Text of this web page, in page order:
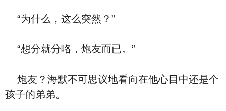
“为什么，这么突然？”
“想分就分咯，炮友而已。”
炮友？海默不可思议地看向在他心目中还是个
孩子的弟弟。